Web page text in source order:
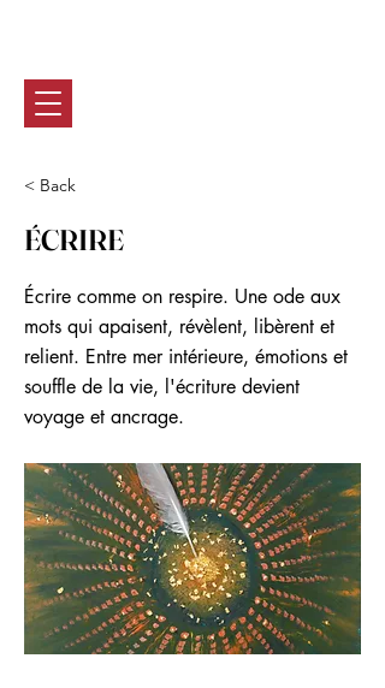
< Back
ÉCRIRE
Écrire comme on respire. Une ode aux
mots qui apaisent, révèlent, libèrent et
relient. Entre mer intérieure, émotions et
souffle de la vie, l'écriture devient
voyage et ancrage.